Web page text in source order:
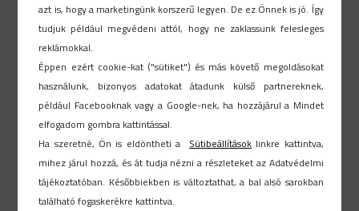
Search
Legutóbbi hírek
azt is, hogy a marketingünk korszerű legyen. De ez Önnek is jó. Így
tudjuk például megvédeni attól, hogy ne zaklassunk felesleges
reklámokkal.
Éppen ezért cookie-kat ("sütiket") és más követő megoldásokat
használunk, bizonyos adatokat átadunk külső partnereknek,
például Facebooknak vagy a Google-nek, ha hozzájárul a Mindet
elfogadom gombra kattintással.
Ha szeretné, Ön is eldöntheti a Sütibeállításoklinkre kattintva,
mihez járul hozzá, és át tudja nézni a részleteket az Adatvédelmi
tájékoztatóban. Későbbiekben is változtathat, a bal alsó sarokban
található fogaskerékre kattintva.